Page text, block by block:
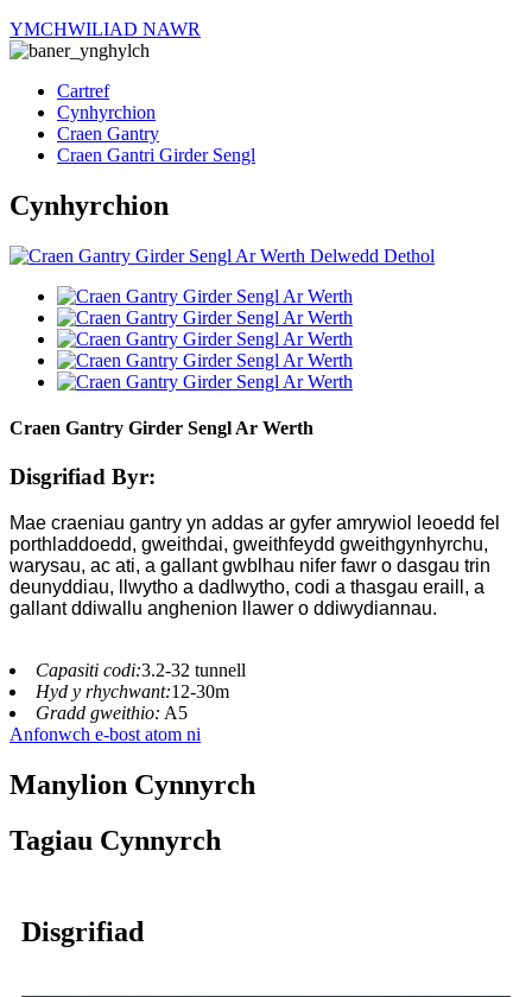
YMCHWILIAD NAWR
Cartref
Cynhyrchion
Craen Gantry
Craen Gantri Girder Sengl
Cynhyrchion
Craen Gantry Girder Sengl Ar Werth
Disgrifiad Byr:
Mae craeniau gantry yn addas ar gyfer amrywiol leoedd fel
porthladdoedd, gweithdai, gweithfeydd gweithgynhyrchu,
warysau, ac ati, a gallant gwblhau nifer fawr o dasgau trin
deunyddiau, llwytho a dadlwytho, codi a thasgau eraill, a
gallant ddiwallu anghenion llawer o ddiwydiannau.
Capasiti codi:3.2-32 tunnell
Hyd y rhychwant:12-30m
Gradd gweithio: A5
Anfonwch e-bost atom ni
Manylion Cynnyrch
Tagiau Cynnyrch
Disgrifiad